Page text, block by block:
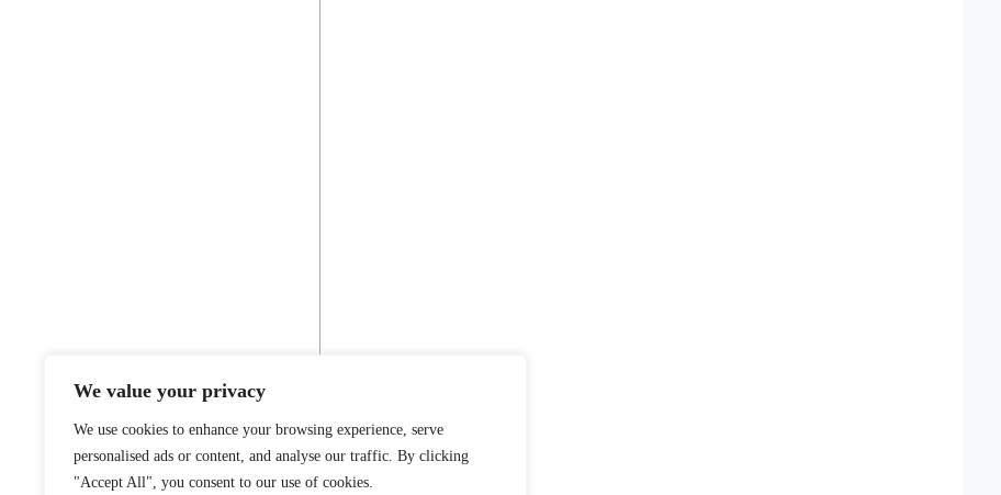
We value your privacy
We use cookies to enhance your browsing experience, serve
personalised ads or content, and analyse our traffic. By clicking
"Accept All", you consent to our use of cookies.